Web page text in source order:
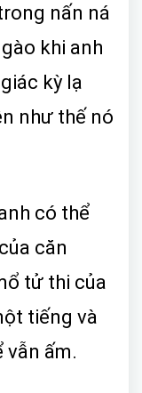
nấn ná
khi anh
kỳ lạ
như thế nó
có thể
căn
tử thi của
tiếng và
vẫn ấm.